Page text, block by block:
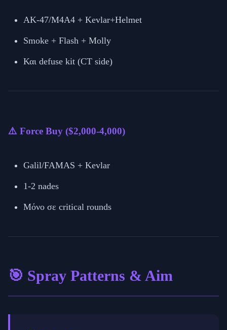
AK-47/M4A4 + Kevlar+Helmet
Smoke + Flash + Molly
Και defuse kit (CT side)
⚠️ Force Buy ($2,000-4,000)
Galil/FAMAS + Kevlar
1-2 nades
Μόνο σε critical rounds
🎯 Spray Patterns & Aim